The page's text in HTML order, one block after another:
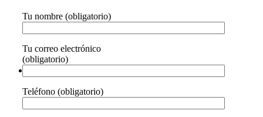
Tu nombre (obligatorio)
Tu correo electrónico
(obligatorio)
Teléfono (obligatorio)